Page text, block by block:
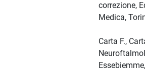
correzione,
Medica,
Carta F.,